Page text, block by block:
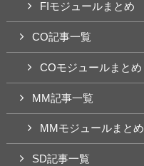
FIモジュールまとめ
CO記事一覧
COモジュールまとめ
MM記事一覧
MMモジュールまとめ
SD記事一覧